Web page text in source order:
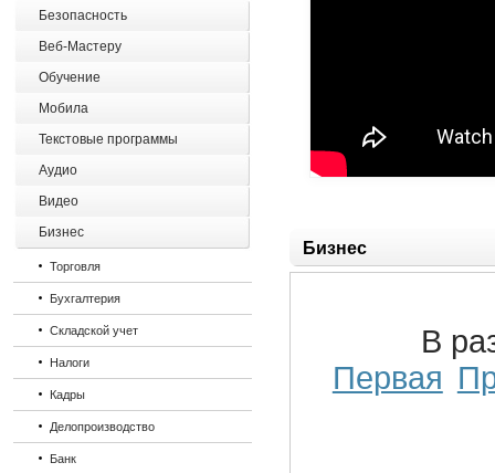
Безопасность
Веб-Мастеру
Обучение
Мобила
Текстовые программы
Аудио
Видео
Бизнес
Торговля
Бухгалтерия
Складской учет
Налоги
Кадры
Делопроизводство
Банк
Бизнес
В
Первая